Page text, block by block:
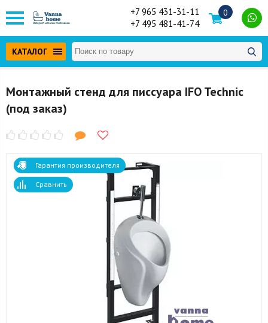
+7 965 431-31-11
+7 495 481-41-74
0
КАТАЛОГ
Монтажный стенд для писсуара IFO Technic
(под заказ)
Гарантия производителя
Сравнить